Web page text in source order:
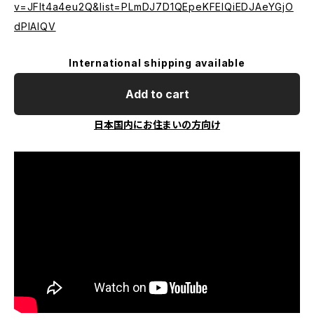
v=JFIt4a4eu2Q&list=PLmDJ7D1QEpeKFEIQiEDJAeYGjO
dPIAlQV
International shipping available
Add to cart
日本国内にお住まいの方向け